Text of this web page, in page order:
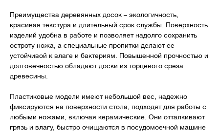
Преимущества деревянных досок – экологичность,
красивая текстура и длительный срок службы. Поверхность
изделий удобна в работе и позволяет надолго сохранить
остроту ножа, а специальные пропитки делают ее
устойчивой к влаге и бактериям. Повышенной прочностью и
долговечностью обладают доски из торцевого среза
древесины.
Пластиковые модели имеют небольшой вес, надежно
фиксируются на поверхности стола, подходят для работы с
любыми ножами, включая керамические. Они отталкивают
грязь и влагу, быстро очищаются в посудомоечной машине